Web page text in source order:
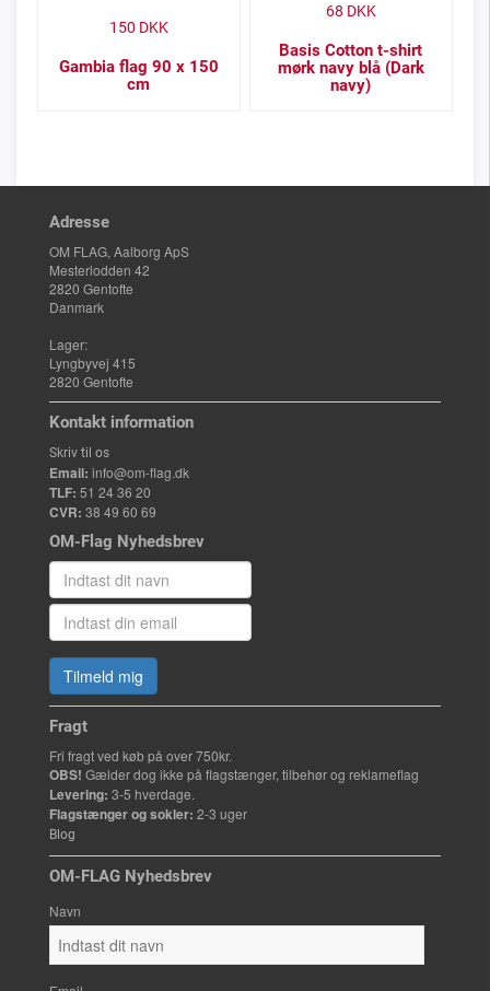
Gambia flag 90 x 150
cm
150 DKK
Basis Cotton t-shirt
mørk navy blå (Dark
navy)
68 DKK
Adresse
OM FLAG, Aalborg ApS
Mesterlodden 42
2820 Gentofte
Danmark
Lager:
Lyngbyvej 415
2820 Gentofte
Kontakt information
Skriv til os
Email: info@om-flag.dk
TLF: 51 24 36 20
CVR: 38 49 60 69
OM-Flag Nyhedsbrev
Tilmeld mig
Fragt
Fri fragt ved køb på over 750kr.
OBS! Gælder dog ikke på flagstænger, tilbehør og reklameflag
Levering: 3-5 hverdage.
Flagstænger og sokler: 2-3 uger
Blog
OM-FLAG Nyhedsbrev
Navn